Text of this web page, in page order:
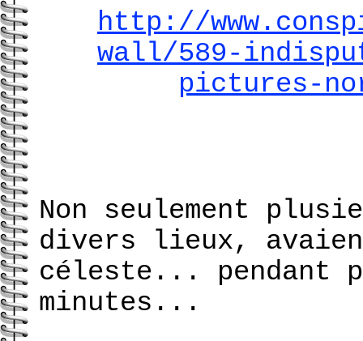
http://
wall/589-
pictures-
Non seulement
divers lieux,
céleste... pendant
minutes...